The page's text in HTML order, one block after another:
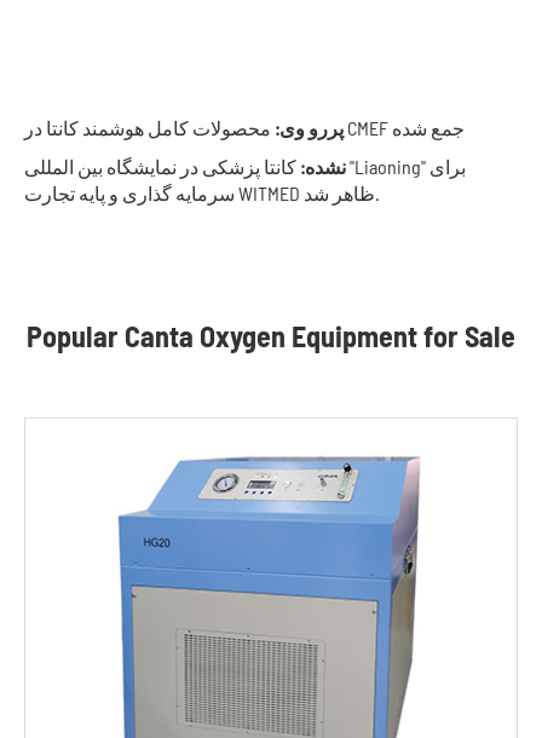
پررو وی:
محصولات کامل هوشمند کانتا در CMEF جمع شده
نشده: کانتا پزشکی در نمایشگاه بین المللی "Liaoning" برای
سرمایه گذاری و پایه تجارت WITMED ظاهر شد.
Popular Canta Oxygen Equipment for Sale